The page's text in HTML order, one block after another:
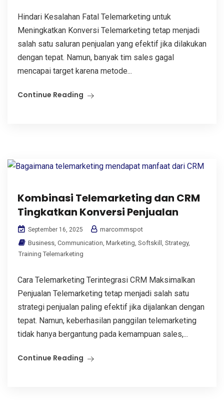
Hindari Kesalahan Fatal Telemarketing untuk
Meningkatkan Konversi Telemarketing tetap menjadi
salah satu saluran penjualan yang efektif jika dilakukan
dengan tepat. Namun, banyak tim sales gagal
mencapai target karena metode...
Continue Reading
Kombinasi Telemarketing dan CRM
Tingkatkan Konversi Penjualan
September 16, 2025
marcommspot
Business, Communication, Marketing, Softskill , Strategy,
Training Telemarketing
Cara Telemarketing Terintegrasi CRM Maksimalkan
Penjualan Telemarketing tetap menjadi salah satu
strategi penjualan paling efektif jika dijalankan dengan
tepat. Namun, keberhasilan panggilan telemarketing
tidak hanya bergantung pada kemampuan sales,...
Continue Reading